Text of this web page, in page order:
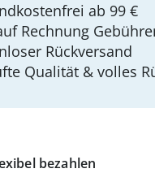
bezahlen
ab 99 €
Rechnung
Rückversand
Qualität & volles